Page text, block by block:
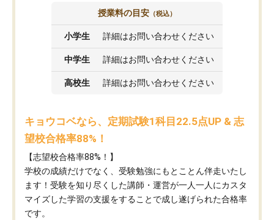
授業料の目安 （税込）
小学生 詳細はお問い合わせください
中学生 詳細はお問い合わせください
高校生 詳細はお問い合わせください
キョウコベなら、定期試験1科目22.5点UP & 志
望校合格率88%！
【志望校合格率88%！】
学校の成績だけでなく、受験勉強にもとことん伴走いたし
ます！受験を知り尽くした講師・運営が​一人一人にカスタ
マイズした学習の支援をすることで成し遂げられた合格率
です。